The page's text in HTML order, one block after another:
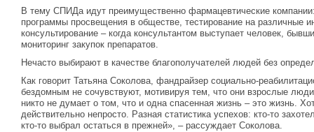
В тему СПИДа идут преимущественно фармацевтические
программы просвещения в обществе, тестирование на различные
консультирование – когда консультантом выступает человек,
мониторинг закупок препаратов.
Нечасто выбирают в качестве благополучателей людей без
Как говорит Татьяна Соколова, фандрайзер социально-
бездомным не сочувствуют, мотивируя тем, что они взрослые
никто не думает о том, что и одна спасенная жизнь – это жизнь.
действительно непросто. Разная статистика успехов: кто-то
кто-то выбрал остаться в прежней», – рассуждает Соколова.